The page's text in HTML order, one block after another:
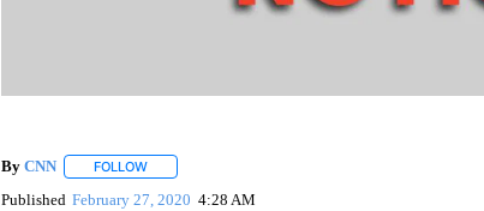
By CNN FOLLOWFOLLOW "" TO RECEIVE NOTIFICATIONS ABOUT
Published February 27, 2020 4:28 AM